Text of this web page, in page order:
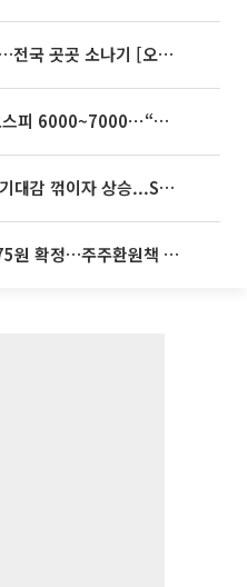
35도 안팎 무더위 이어져…전국 곳곳 소나기 [오늘 날씨]
[주간증시전망] 다음주 코스피 6000~7000⋯“外人 수급은 정책이 변수”
뉴욕증시, 연준 금리인상 기대감 꺾이자 상승...S&P500 사상 최고치 [종합]
SK하이닉스, 분기배당 375원 확정…주주환원책 9월로 앞당겨 발표